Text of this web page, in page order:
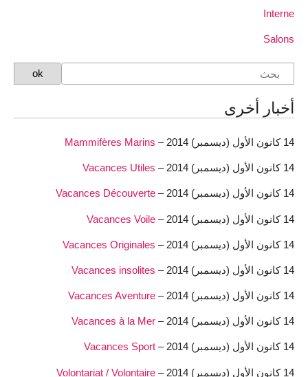
Interne
Salons
أخبار أخرى
14 كانون الأول (ديسمبر) 2014 – Mammifères Marins
14 كانون الأول (ديسمبر) 2014 – Vacances Utiles
14 كانون الأول (ديسمبر) 2014 – Vacances Découverte
14 كانون الأول (ديسمبر) 2014 – Vacances Voile
14 كانون الأول (ديسمبر) 2014 – Vacances Originales
14 كانون الأول (ديسمبر) 2014 – Vacances insolites
14 كانون الأول (ديسمبر) 2014 – Vacances Aventure
14 كانون الأول (ديسمبر) 2014 – Vacances à la Mer
14 كانون الأول (ديسمبر) 2014 – Vacances Sport
14 كانون الأول (ديسمبر) 2014 – Volontariat / Volontaire